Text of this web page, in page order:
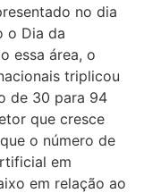
no dia
o Dia da
essa área, o
triplicou
de 30 para 94
que cresce
o número de
em
em relação ao